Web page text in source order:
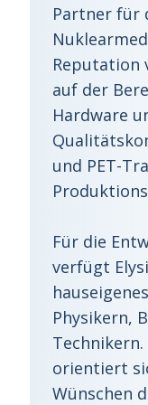
Partner für
Reputation
auf der
Hardware
und PET-
Für die
verfügt
Physikern,
orientiert
Wünschen